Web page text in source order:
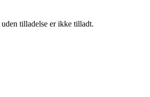
tilladelse er ikke tilladt.